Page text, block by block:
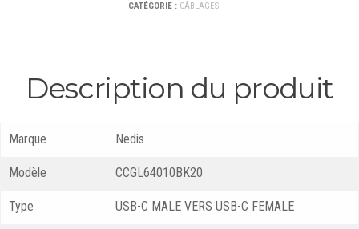
CATÉGORIE : CÂBLAGES
Description du produit
Marque Nedis
Modèle CCGL64010BK20
Type USB-C MALE VERS USB-C FEMALE